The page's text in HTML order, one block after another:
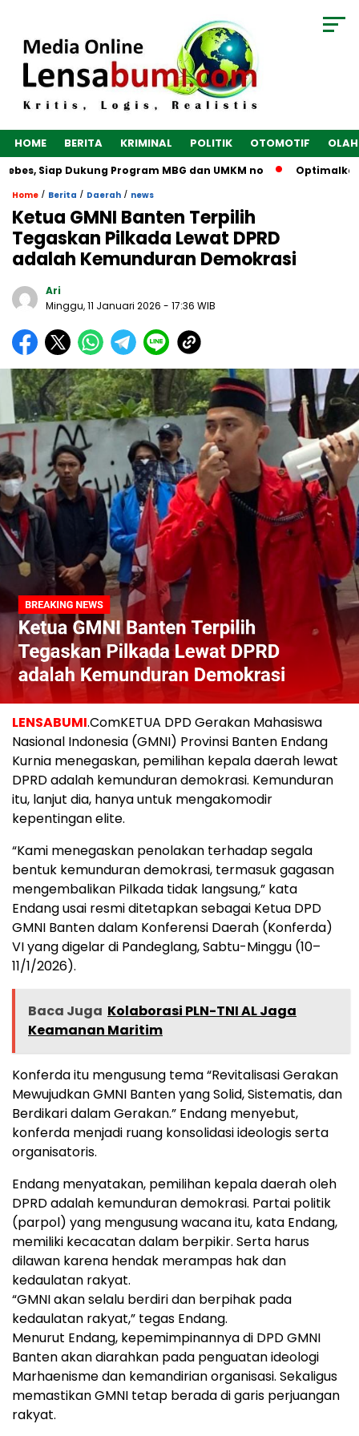
HOME BERITA KRIMINAL POLITIK OTOMOTIF
Siap Dukung Program MBG dan UMKM no Optimalkan
Home / Berita / Daerah / news
Ketua GMNI Banten Terpilih
Tegaskan Pilkada Lewat DPRD
adalah Kemunduran Demokrasi
Ari
Minggu, 11 Januari 2026 - 17:36 WIB
LENSABUMI.ComKETUA DPD Gerakan Mahasiswa
Nasional Indonesia (GMNI) Provinsi Banten Endang
Kurnia menegaskan, pemilihan kepala daerah lewat
DPRD adalah kemunduran demokrasi. Kemunduran
itu, lanjut dia, hanya untuk mengakomodir
kepentingan elite.
“Kami menegaskan penolakan terhadap segala
bentuk kemunduran demokrasi, termasuk gagasan
mengembalikan Pilkada tidak langsung,” kata
Endang usai resmi ditetapkan sebagai Ketua DPD
GMNI Banten dalam Konferensi Daerah (Konferda)
VI yang digelar di Pandeglang, Sabtu-Minggu (10–
11/1/2026).
Baca Juga Kolaborasi PLN-TNI AL Jaga
Keamanan Maritim
Konferda itu mengusung tema “Revitalisasi Gerakan
Mewujudkan GMNI Banten yang Solid, Sistematis, dan
Berdikari dalam Gerakan.” Endang menyebut,
konferda menjadi ruang konsolidasi ideologis serta
organisatoris.
Endang menyatakan, pemilihan kepala daerah oleh
DPRD adalah kemunduran demokrasi. Partai politik
(parpol) yang mengusung wacana itu, kata Endang,
memiliki kecacatan dalam berpikir. Serta harus
dilawan karena hendak merampas hak dan
kedaulatan rakyat.
“GMNI akan selalu berdiri dan berpihak pada
kedaulatan rakyat,” tegas Endang.
Menurut Endang, kepemimpinannya di DPD GMNI
Banten akan diarahkan pada penguatan ideologi
Marhaenisme dan kemandirian organisasi. Sekaligus
memastikan GMNI tetap berada di garis perjuangan
rakyat.